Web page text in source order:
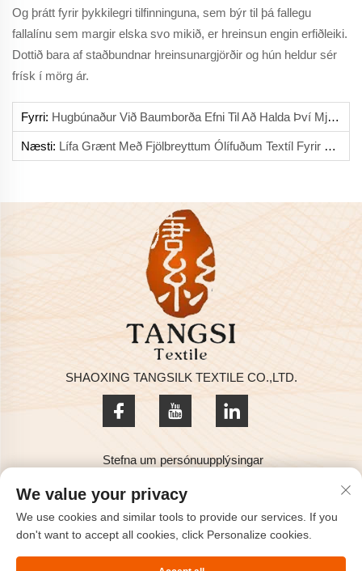
Og þrátt fyrir þykkilegri tilfinninguna, sem býr til þá fallegu
fallalínu sem margir elska svo mikið, er hreinsun engin erfiðleiki.
Dottið bara af staðbundnar hreinsunargjörðir og hún heldur sér
frísk í mörg ár.
Fyrri: Hugbúnaður Við Baumborða Efni Til Að Halda Því Mjúku Og Varanlegu
Næsti: Lífa Grænt Með Fjölbreyttum Ólífuðum Textíl Fyrir Daglegt Notkun
SHAOXING TANGSILK TEXTILE CO.,LTD.
Stefna um persónuupplýsingar
Höfundarréttur © 2025 hjá SHAOXING TANGSILK TEXTILE
CO.,LTD
Hafðu samband
Address: Rm801, 8H, Haizhou alþjóða, Keqiao, Shaoxing,
We value your privacy
We use cookies and similar tools to provide our services. If you
don't want to accept all cookies, click Personalize cookies.